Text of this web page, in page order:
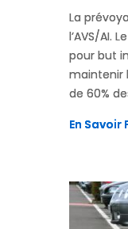
La
l’AVS/AI.
pour but
maintenir
de 60%
En Savoir